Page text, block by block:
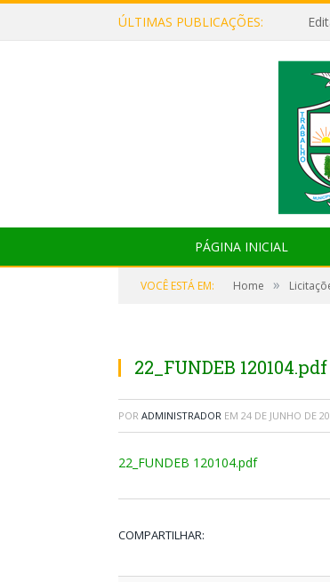
ÚLTIMAS PUBLICAÇÕES:
PÁGINA INICIAL
VOCÊ ESTÁ EM: Home »
22_FUNDEB 120104.pdf
POR ADMINISTRADOR EM 24 DE JUNHO DE
22_FUNDEB 120104.pdf
COMPARTILHAR: